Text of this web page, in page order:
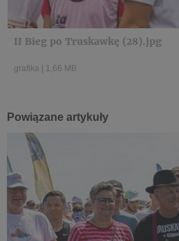
II Bieg po Truskawkę (28).jpg
grafika 1,66 MB
Powiązane artykuły